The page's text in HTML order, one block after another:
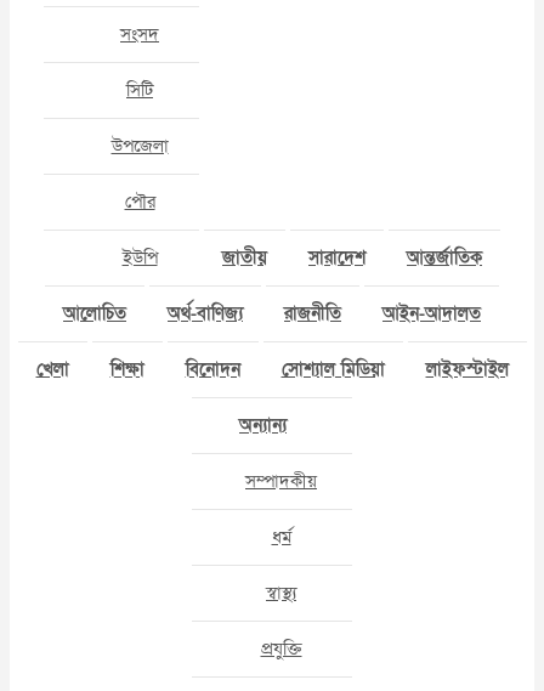
সংসদ
সিটি
উপজেলা
পৌর
ইউপি জাতীয় সারাদেশ আন্তর্জাতিক
আলোচিত অর্থ-বাণিজ্য রাজনীতি আইন-আদালত
খেলা শিক্ষা বিনোদন সোশ্যাল মিডিয়া লাইফস্টাইল
অন্যান্য
সম্পাদকীয়
ধর্ম
স্বাস্থ্য
প্রযুক্তি